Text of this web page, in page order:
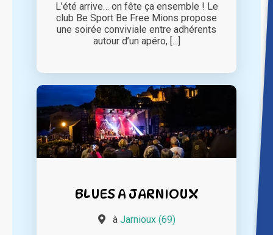
L’été arrive… on fête ça ensemble ! Le
club Be Sport Be Free Mions propose
une soirée conviviale entre adhérents
autour d’un apéro, [...]
BLUES A JARNIOUX
à Jarnioux (69)